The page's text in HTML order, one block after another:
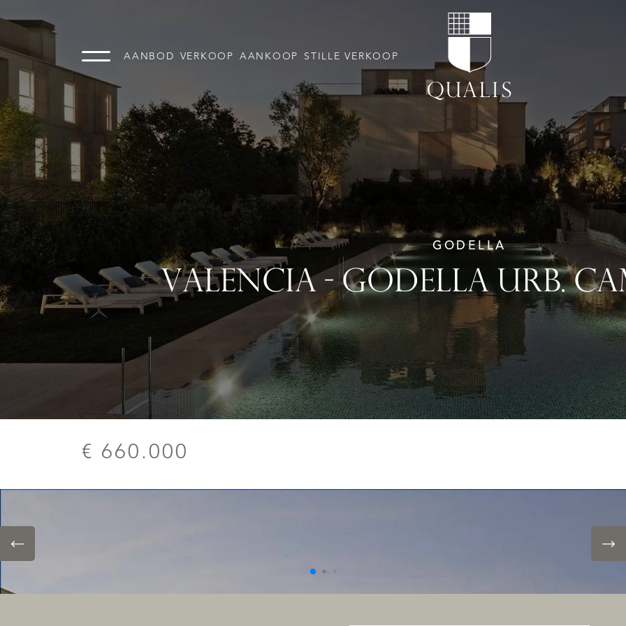
AANBOD VERKOOP AANKOOP STILLE VERKOOP
GODELLA
VALENCIA - GODELLA URB.
€ 660.000